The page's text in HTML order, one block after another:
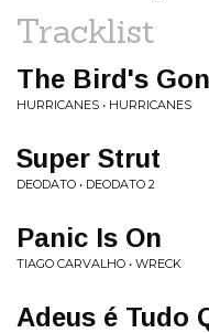
Tracklist
The Bird's
HURRICANES • HURRICANES
Super Strut
DEODATO • DEODATO 2
Panic Is On
TIAGO CARVALHO • WRECK
Adeus é Tudo